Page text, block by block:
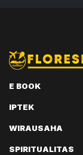
E BOOK
IPTEK
WIRAUSAHA
SPIRITUALITAS